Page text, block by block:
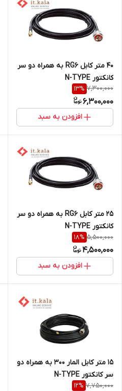
40 متر کابل RG6 به همراه دو سر
کانکتور N-TYPE
7,300,000
13%
6,300,000
افزودن به سبد
25 متر کابل RG6 به همراه دو سر
کانکتور N-TYPE
5,500,000
18%
4,500,000
افزودن به سبد
15 متر کابل المار 300 به همراه دو
سر کانکتور N-TYPE
7,750,000
12%